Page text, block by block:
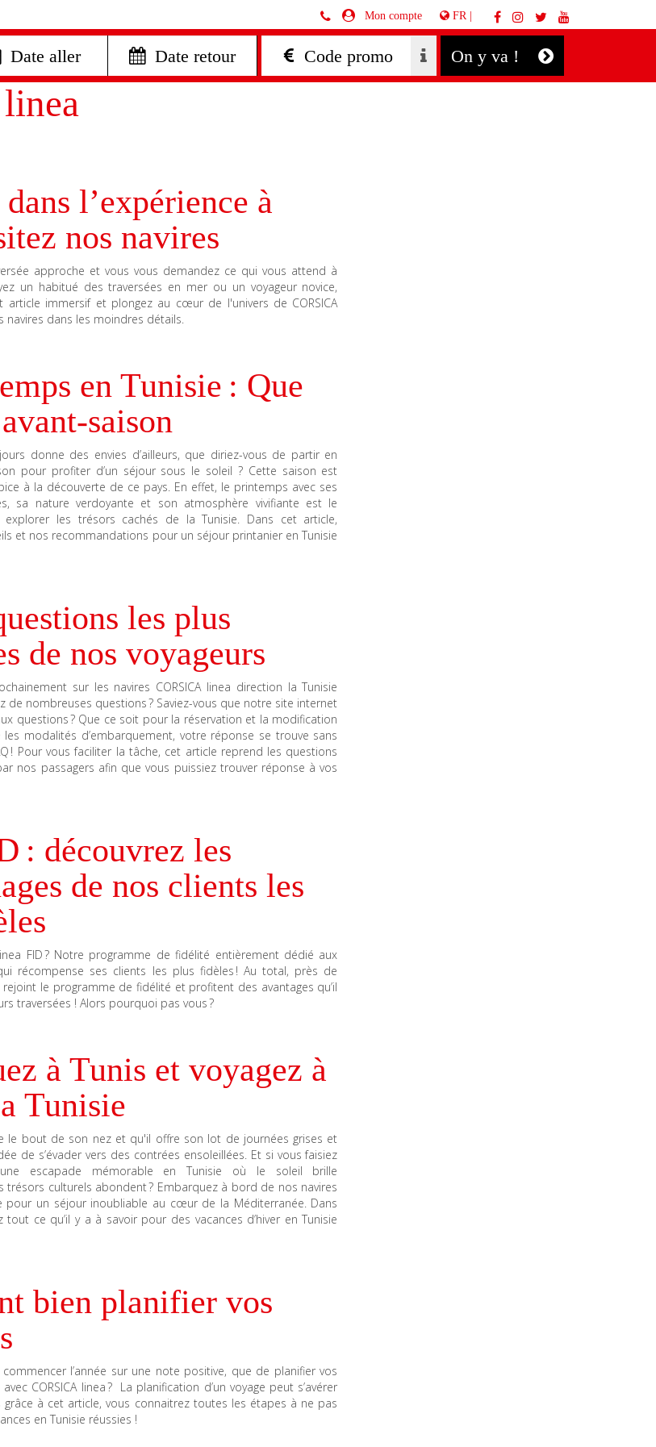
Mon compte FR |
aller  Date retour
l’expérience à
nos navires
approche et vous vous demandez ce qui vous attend à
un habitué des traversées en mer ou un voyageur novice,
article immersif et plongez au cœur de l'univers de CORSICA
navires dans les moindres détails.
en Tunisie : Que
saison
donne des envies d’ailleurs, que diriez-vous de partir en
pour profiter d’un séjour sous le soleil ? Cette saison est
à la découverte de ce pays. En effet, le printemps avec ses
sa nature verdoyante et son atmosphère vivifiante est le
les trésors cachés de la Tunisie. Dans cet article,
et nos recommandations pour un séjour printanier en Tunisie
les plus
de nos voyageurs
sur les navires CORSICA linea direction la Tunisie
de nombreuses questions ? Saviez-vous que notre site internet
questions ? Que ce soit pour la réservation et la modification
les modalités d’embarquement, votre réponse se trouve sans
! Pour vous faciliter la tâche, cet article reprend les questions
nos passagers afin que vous puissiez trouver réponse à vos
: découvrez les
de nos clients les
FID ? Notre programme de fidélité entièrement dédié aux
récompense ses clients les plus fidèles ! Au total, près de
le programme de fidélité et profitent des avantages qu’il
traversées ! Alors pourquoi pas vous ?
à Tunis et voyagez à
Tunisie
le bout de son nez et qu'il offre son lot de journées grises et
de s’évader vers des contrées ensoleillées. Et si vous faisiez
escapade mémorable en Tunisie où le soleil brille
trésors culturels abondent ? Embarquez à bord de nos navires
pour un séjour inoubliable au cœur de la Méditerranée. Dans
tout ce qu’il y a à savoir pour des vacances d’hiver en Tunisie
bien planifier vos
l’année sur une note positive, que de planifier vos
CORSICA linea ? La planification d’un voyage peut s’avérer
à cet article, vous connaitrez toutes les étapes à ne pas
en Tunisie réussies !